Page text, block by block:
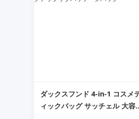
ダックスフンド 4-in-1 コスメ
ィックバッグ サッチェル 大容